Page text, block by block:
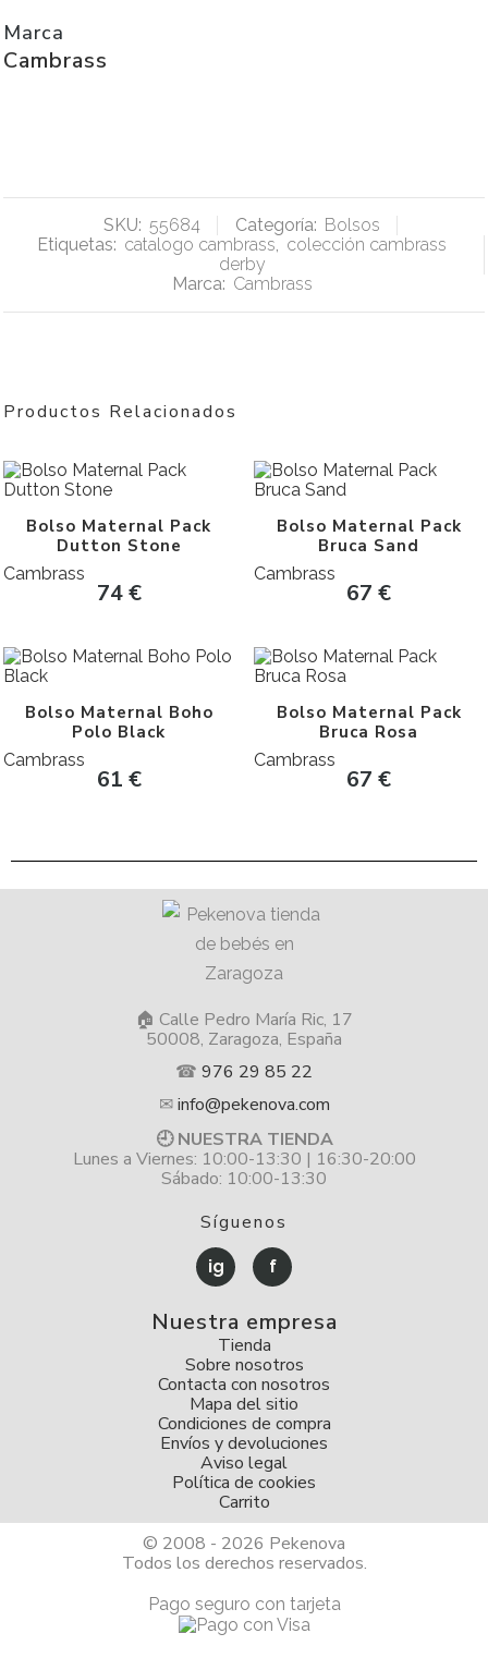
Marca
Cambrass
SKU: 55684 Categoría: Bolsos
Etiquetas: catalogo cambrass, colección cambrass
derby
Marca: Cambrass
Productos Relacionados
Bolso Maternal Pack
Dutton Stone
Cambrass
74€
Bolso Maternal Pack
Bruca Sand
Cambrass
67€
Bolso Maternal Boho
Polo Black
Cambrass
61 €
Bolso Maternal Pack
Bruca Rosa
Cambrass
67€
🏠 Calle Pedro María Ric, 17
50008, Zaragoza, España
☎ 976 29 85 22
✉info@pekenova.com
🕘 NUESTRA TIENDA
Lunes a Viernes: 10:00-13:30 | 16:30-20:00
Sábado: 10:00-13:30
Síguenos
ig f
Nuestra empresa
Tienda
Sobre nosotros
Contacta con nosotros
Mapa del sitio
Condiciones de compra
Envíos y devoluciones
Aviso legal
Política de cookies
Carrito
© 2008 - 2026 Pekenova
Todos los derechos reservados.
Pago seguro con tarjeta